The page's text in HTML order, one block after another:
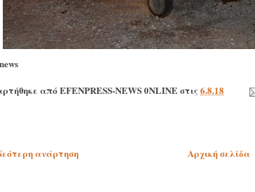
από EFENPRESS-NEWS 0NLINEστις 6.8.18
ανάρτηση Αρχική σελίδα